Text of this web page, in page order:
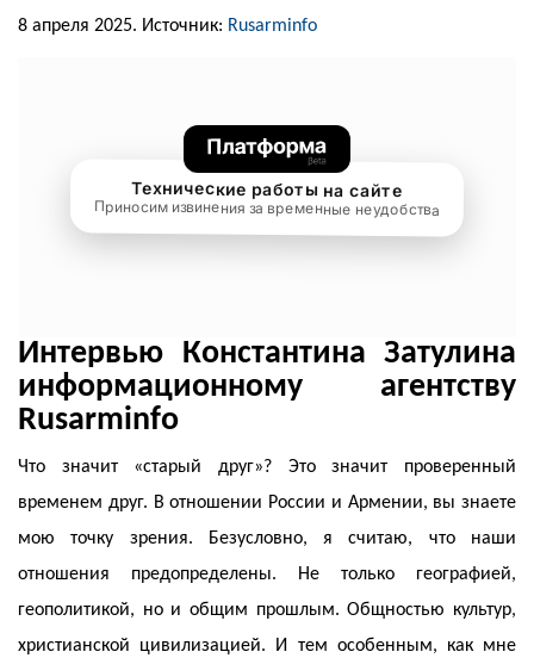
8 апреля 2025. Источник: Rusarminfo
Интервью Константина Затулина
информационному агентству
Rusarminfo
Что значит «старый друг»? Это значит проверенный
временем друг. В отношении России и Армении, вы знаете
мою точку зрения. Безусловно, я считаю, что наши
отношения предопределены. Не только географией,
геополитикой, но и общим прошлым. Общностью культур,
христианской цивилизацией. И тем особенным, как мне